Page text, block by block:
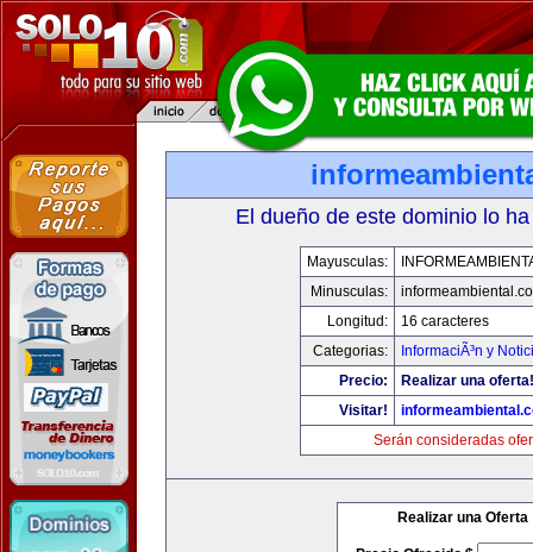
El dueño de este dominio lo
Mayusculas:
Minusculas:
Longitud:
16 caracteres
Categorias:
InformaciÃ³n y
Precio:
Realizar una oferta!
Visitar!
Serán consideradas
Realizar una Oferta